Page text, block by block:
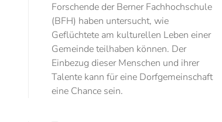
Forschende der Berner Fachhochschule
(BFH) haben untersucht, wie
Geflüchtete am kulturellen Leben einer
Gemeinde teilhaben können. Der
Einbezug dieser Menschen und ihrer
Talente kann für eine Dorf­gemeinschaft
eine Chance sein.